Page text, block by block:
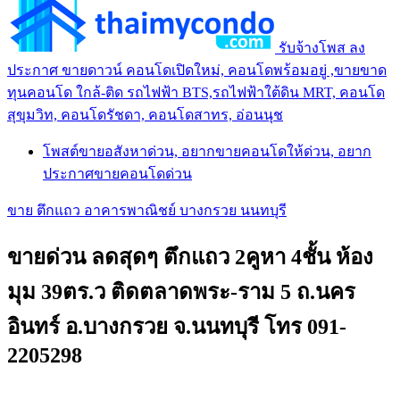
รับจ้างโพส ลง
ประกาศ ขายดาวน์ คอนโดเปิดใหม่, คอนโดพร้อมอยู่ ,ขายขาด
ทุนคอนโด ใกล้-ติด รถไฟฟ้า BTS,รถไฟฟ้าใต้ดิน MRT, คอนโด
สุขุมวิท, คอนโดรัชดา, คอนโดสาทร, อ่อนนุช
โพสต์ขายอสังหาด่วน, อยากขายคอนโดให้ด่วน, อยาก
ประกาศขายคอนโดด่วน
ขาย ตึกแถว อาคารพาณิชย์ บางกรวย นนทบุรี
ขายด่วน ลดสุดๆ ตึกแถว 2คูหา 4ชั้น ห้อง
มุม 39ตร.ว ติดตลาดพระ-ราม 5 ถ.นคร
อินทร์ อ.บางกรวย จ.นนทบุรี โทร 091-
2205298